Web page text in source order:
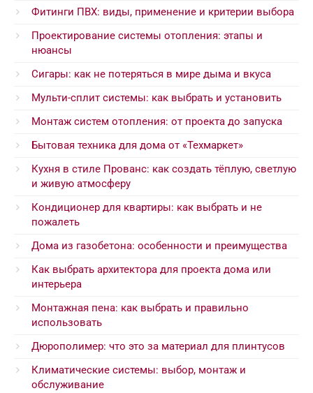
Фитинги ПВХ: виды, применение и критерии выбора
Проектирование системы отопления: этапы и
нюансы
Сигары: как не потеряться в мире дыма и вкуса
Мульти-сплит системы: как выбрать и установить
Монтаж систем отопления: от проекта до запуска
Бытовая техника для дома от «Техмаркет»
Кухня в стиле Прованс: как создать тёплую, светлую
и живую атмосферу
Кондиционер для квартиры: как выбрать и не
пожалеть
Дома из газобетона: особенности и преимущества
Как выбрать архитектора для проекта дома или
интерьера
Монтажная пена: как выбрать и правильно
использовать
Дюрополимер: что это за материал для плинтусов
Климатические системы: выбор, монтаж и
обслуживание